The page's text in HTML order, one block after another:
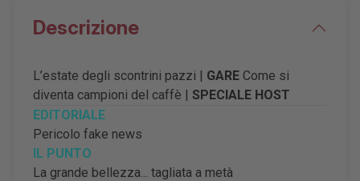
Descrizione
L’estate degli scontrini pazzi | GARE Come si
diventa campioni del caffè | SPECIALE HOST
EDITORIALE
Pericolo fake news
IL PUNTO
La grande bellezza... tagliata a metà